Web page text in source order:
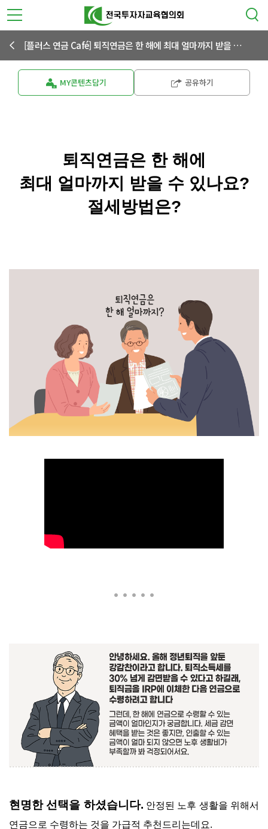
[플러스 연금 Café] 퇴직연금은 한 해에 최대 얼마까지 받을 수 있나요? 절세방법은?
MY콘텐츠담기 공유하기
퇴직연금은 한 해에
최대 얼마까지 받을 수 있나요?
절세방법은?
현명한 선택을 하셨습니다. 안정된 노후 생활을 위해서
연금으로 수령하는 것을 가급적 추천드리는데요.